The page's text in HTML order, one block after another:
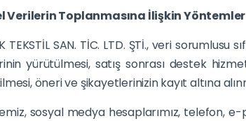
Verilerin Toplanmasına İlişkin Yöntemler
TEKSTİL SAN. TİC. LTD. ŞTİ., veri
yürütülmesi, satış sonrası destek
öneri ve şikayetlerinizin kayıt altına
sosyal medya hesaplarımız, telefon,